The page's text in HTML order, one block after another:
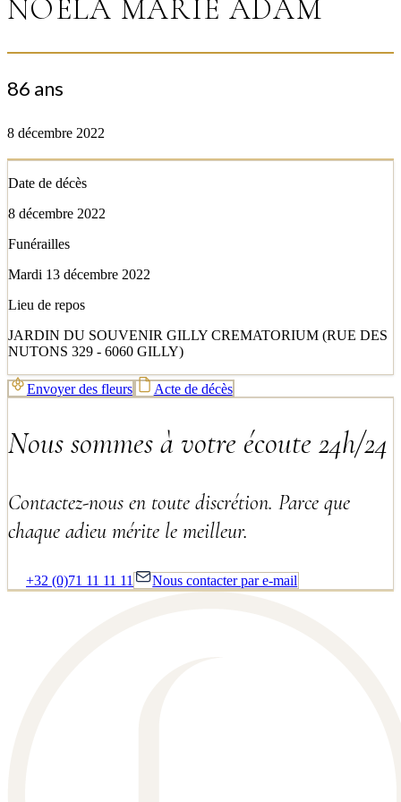
NOËLA MARIE ADAM
86 ans
8 décembre 2022
Date de décès
8 décembre 2022
Funérailles
Mardi 13 décembre 2022
Lieu de repos
JARDIN DU SOUVENIR GILLY CREMATORIUM (RUE DES
NUTONS 329 - 6060 GILLY)
Envoyer des fleurs Acte de décès
Nous sommes à votre écoute 24h/24
Contactez-nous en toute discrétion. Parce que
chaque adieu mérite le meilleur.
+32 (0)71 11 11 11 Nous contacter par e-mail